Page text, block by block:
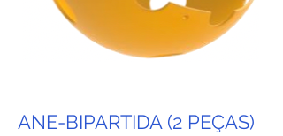
ANE-BIPARTIDA (2 PEÇAS)